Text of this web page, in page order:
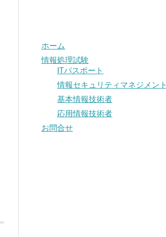
ホーム
情報処理試験
ITパスポート
情報セキュリティマネジメント
基本情報技術者
応用情報技術者
お問合せ